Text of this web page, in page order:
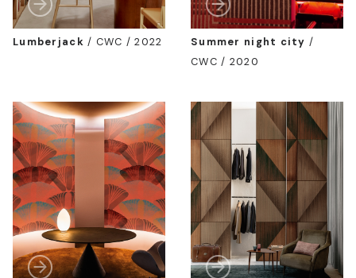
Lumberjack / CWC / 2022 Summer night city /
CWC / 2020